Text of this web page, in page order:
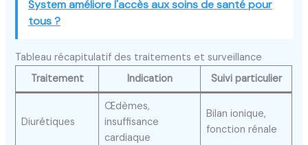
System améliore l'accès aux soins de santé pour
tous ?
Tableau récapitulatif des traitements et surveillance
Traitement
Indication Suivi particulier
Diurétiques
Œdèmes,
insuffisance
cardiaque
Bilan ionique,
fonction rénale